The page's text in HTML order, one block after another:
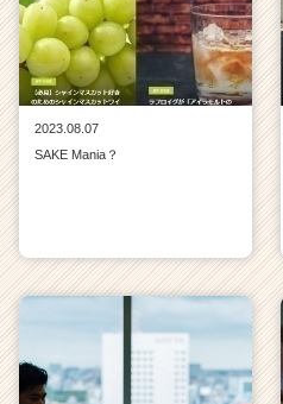
2023.08.07
SAKE Mania？